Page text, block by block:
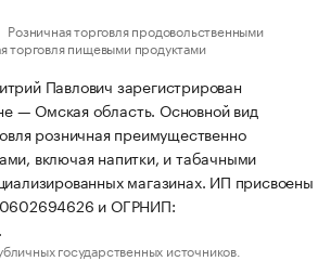
Розничная торговля продовольственными
торговля пищевыми продуктами
Павлович зарегистрирован
— Омская область. Основной вид
розничная преимущественно
включая напитки, и табачными
магазинах. ИП присвоены
и ОГРНИП:
государственных источников.